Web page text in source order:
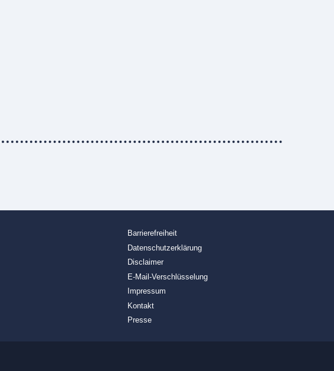
Barrierefreiheit
Datenschutzerklärung
Disclaimer
E-Mail-Verschlüsselung
Impressum
Kontakt
Presse